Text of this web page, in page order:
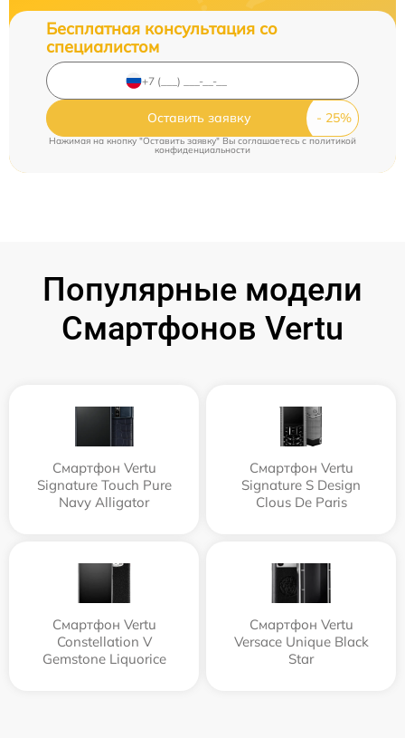
Бесплатная консультация со
специалистом
Оставить заявку
Нажимая на кнопку "Оставить заявку" Вы соглашаетесь cполитикой
конфиденциальности
Популярные модели
Смартфонов Vertu
Смартфон Vertu
Signature Touch Pure
Navy Alligator
Смартфон Vertu
Signature S Design
Clous De Paris
Смартфон Vertu
Constellation V
Gemstone Liquorice
Смартфон Vertu
Versace Unique Black
Star